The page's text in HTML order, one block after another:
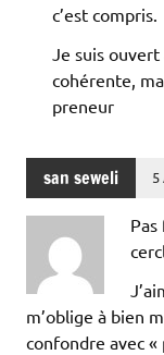
c’est compris.
Je suis
cohérente,
preneur
san seweli 5
m’oblige à bien
confondre avec «